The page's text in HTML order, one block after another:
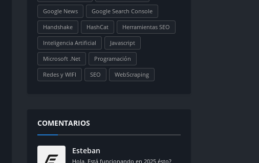
Google News Google Search Console
Handshake HashCat Herramientas SEO
Inteligencia Artificial Javascript
Microsoft .Net Programación
Redes y WIFI SEO WebScraping
COMENTARIOS
Esteban
Hola. Está funcionando en 2025 ésto?